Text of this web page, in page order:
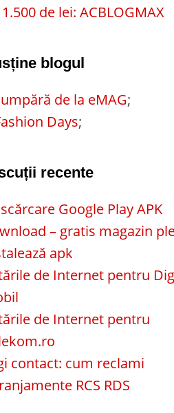
de lei: ACBLOGMAX
blogul
de la eMAG;
Days;
recente
Google Play APK
– gratis magazin
apk
de Internet pentru
de Internet pentru
contact: cum reclami
RCS RDS